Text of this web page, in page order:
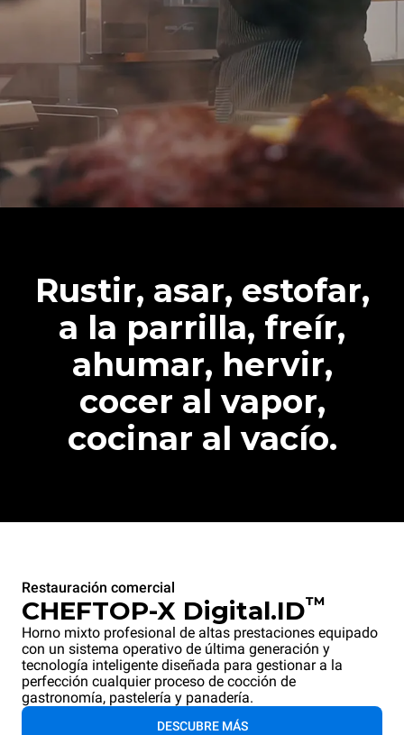
Rustir, asar, estofar,
a la parrilla, freír,
ahumar, hervir,
cocer al vapor,
cocinar al vacío.
Restauración comercial
CHEFTOP-X Digital.ID™
Horno mixto profesional de altas prestaciones equipado
con un sistema operativo de última generación y
tecnología inteligente diseñada para gestionar a la
perfección cualquier proceso de cocción de
gastronomía, pastelería y panadería.
DESCUBRE MÁS